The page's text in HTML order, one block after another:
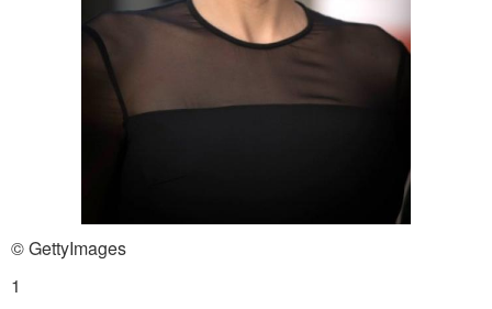
© GettyImages
1